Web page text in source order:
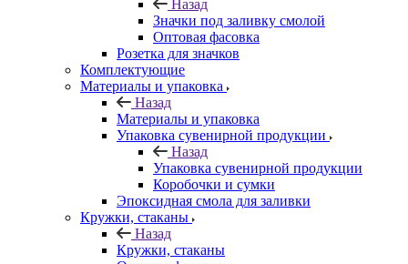
Назад
Значки под заливку смолой
Оптовая фасовка
Розетка для значков
Комплектующие
Материалы и упаковка
Назад
Материалы и упаковка
Упаковка сувенирной продукции
Назад
Упаковка сувенирной продукции
Коробочки и сумки
Эпоксидная смола для заливки
Кружки, стаканы
Назад
Кружки, стаканы